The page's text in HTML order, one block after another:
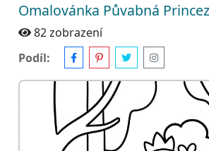
Omalovánka Půvabná
82 zobrazení
Podíl: